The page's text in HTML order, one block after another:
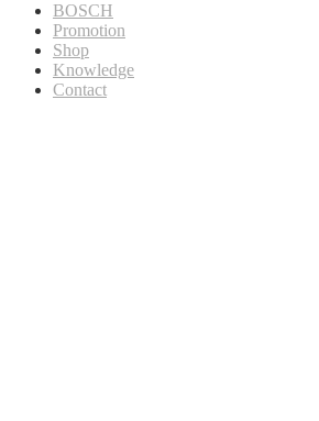
BOSCH
Promotion
Shop
Knowledge
Contact